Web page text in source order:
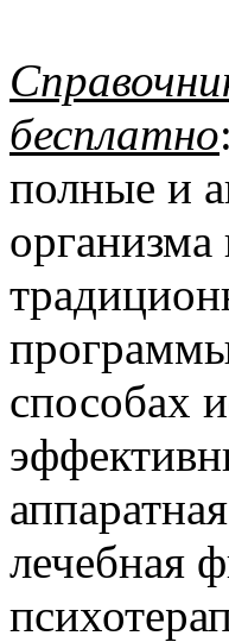
бесплатно
полные и
способах
лечебная